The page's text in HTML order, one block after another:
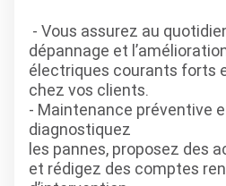
- Vous assurez au
dépannage et
électriques courants forts
chez vos clients.
- Maintenance préventive
diagnostiquez
les pannes, proposez des
et rédigez des comptes